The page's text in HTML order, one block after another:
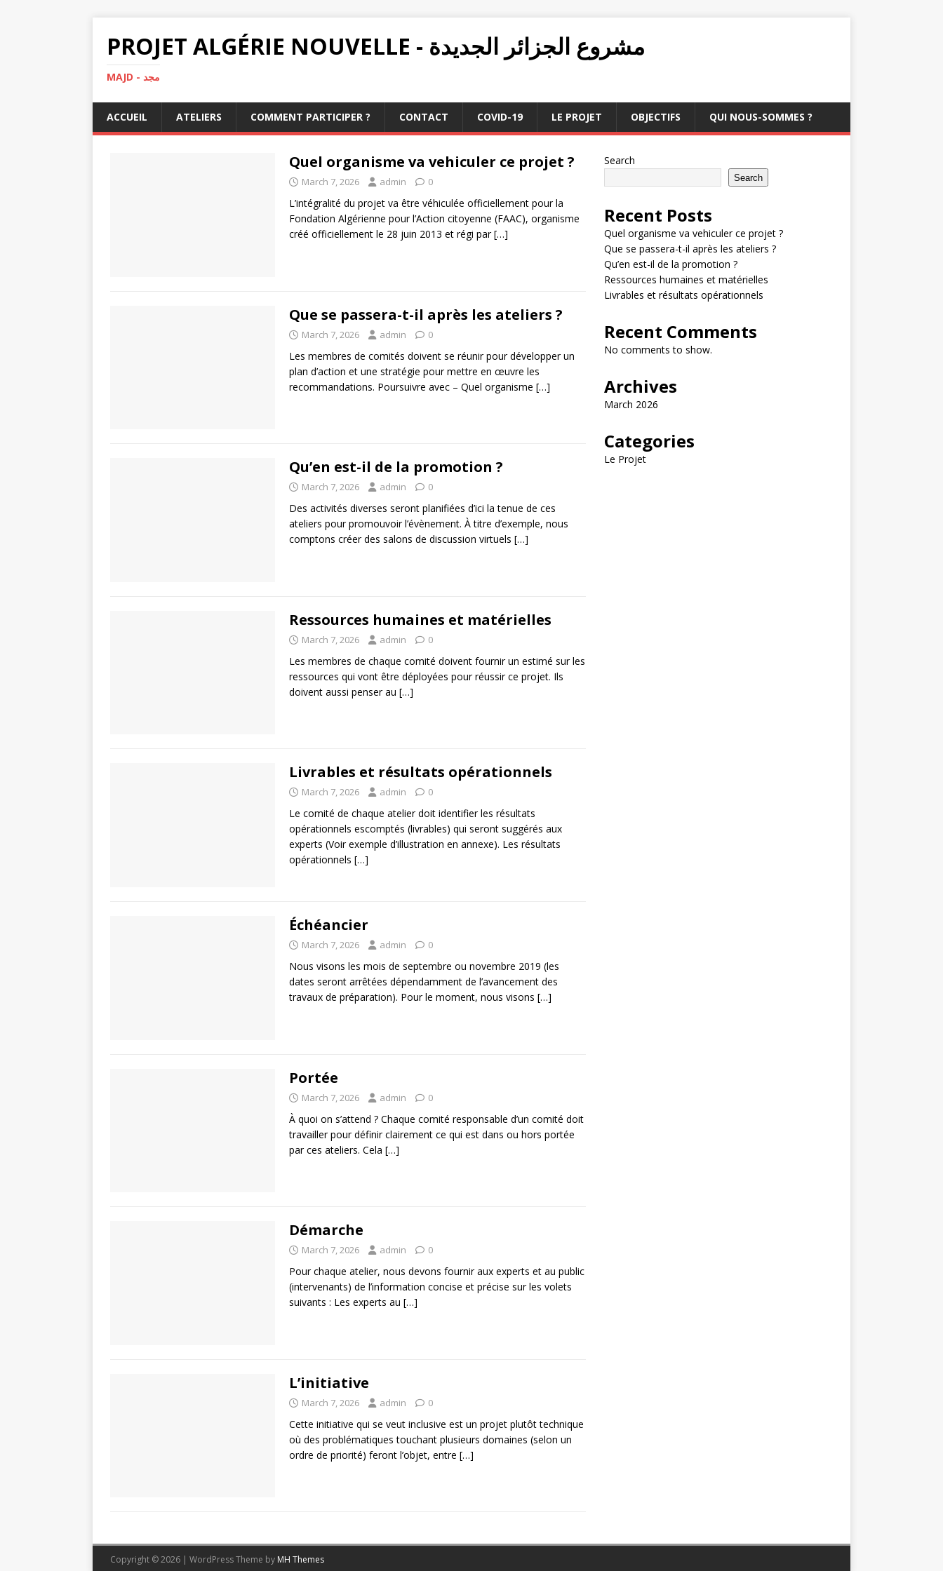
PROJET ALGÉRIE NOUVELLE - مشروع الجزائر الجديدة
MAJD - مجد
ACCUEIL ATELIERS COMMENT PARTICIPER ? CONTACT COVID-19 LE PROJET OBJECTIFS QUI NOUS-SOMMES ?
Quel organisme va vehiculer ce projet ?
March 7, 2026 admin 0
L’intégralité du projet va être véhiculée officiellement pour la
Fondation Algérienne pour l’Action citoyenne (FAAC), organisme
créé officiellement le 28 juin 2013 et régi par[…]
Que se passera-t-il après les ateliers ?
March 7, 2026 admin 0
Les membres de comités doivent se réunir pour développer un
plan d’action et une stratégie pour mettre en œuvre les
recommandations. Poursuivre avec – Quel organisme […]
Qu’en est-il de la promotion ?
March 7, 2026 admin 0
Des activités diverses seront planifiées d’ici la tenue de ces
ateliers pour promouvoir l’évènement. À titre d’exemple, nous
comptons créer des salons de discussion virtuels […]
Ressources humaines et matérielles
March 7, 2026 admin 0
Les membres de chaque comité doivent fournir un estimé sur les
ressources qui vont être déployées pour réussir ce projet. Ils
doivent aussi penser au […]
Livrables et résultats opérationnels
March 7, 2026 admin 0
Le comité de chaque atelier doit identifier les résultats
opérationnels escomptés (livrables) qui seront suggérés aux
experts (Voir exemple d’illustration en annexe). Les résultats
opérationnels […]
Échéancier
March 7, 2026 admin 0
Nous visons les mois de septembre ou novembre 2019 (les
dates seront arrêtées dépendamment de l’avancement des
travaux de préparation). Pour le moment, nous visons […]
Portée
March 7, 2026 admin 0
À quoi on s’attend ? Chaque comité responsable d’un comité doit
travailler pour définir clairement ce qui est dans ou hors portée
par ces ateliers. Cela […]
Démarche
March 7, 2026 admin 0
Pour chaque atelier, nous devons fournir aux experts et au public
(intervenants) de l’information concise et précise sur les volets
suivants : Les experts au […]
L’initiative
March 7, 2026 admin 0
Cette initiative qui se veut inclusive est un projet plutôt technique
où des problématiques touchant plusieurs domaines (selon un
ordre de priorité) feront l’objet, entre […]
Search
Search
Recent Posts
Quel organisme va vehiculer ce projet ?
Que se passera-t-il après les ateliers ?
Qu’en est-il de la promotion ?
Ressources humaines et matérielles
Livrables et résultats opérationnels
Recent Comments
No comments to show.
Archives
March 2026
Categories
Le Projet
Copyright © 2026 | WordPress Theme by MH Themes